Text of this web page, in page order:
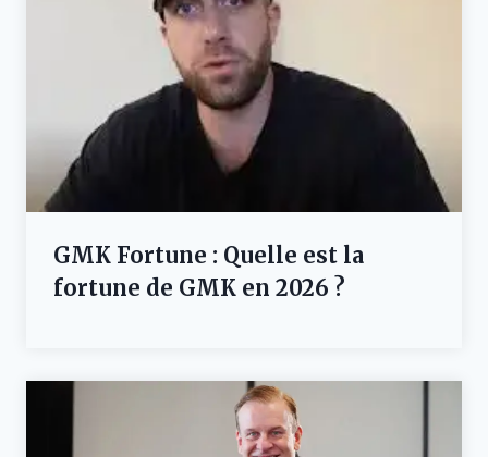
GMK Fortune : Quelle est la
fortune de GMK en 2026 ?